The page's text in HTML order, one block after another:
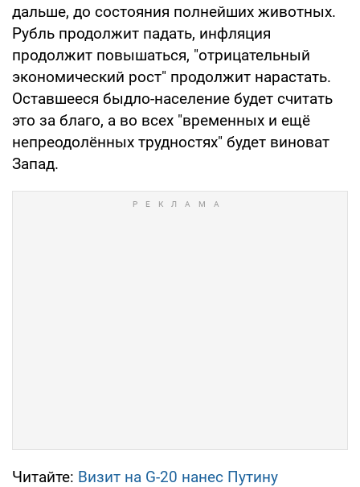
дальше, до состояния полнейших животных.
Рубль продолжит падать, инфляция
продолжит повышаться, "отрицательный
экономический рост" продолжит нарастать.
Оставшееся быдло-население будет считать
это за благо, а во всех "временных и ещё
непреодолённых трудностях" будет виноват
Запад.
Читайте: Визит на G-20 нанес Путину